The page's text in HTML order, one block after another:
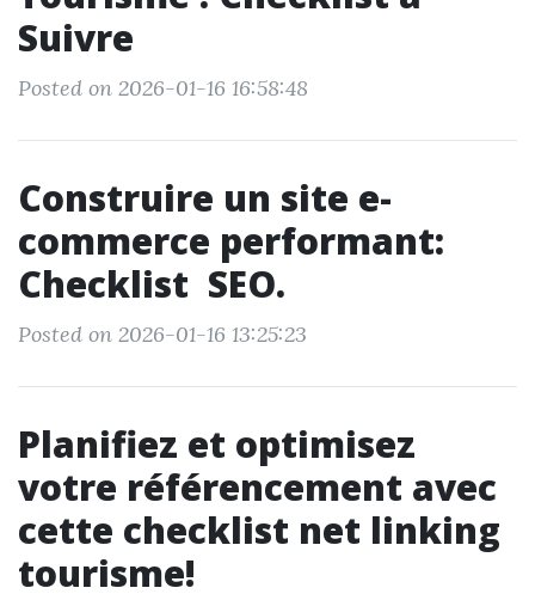
Suivre
Posted on 2026-01-16 16:58:48
Construire un site e-
commerce performant:
Checklist SEO.
Posted on 2026-01-16 13:25:23
Planifiez et optimisez
votre référencement avec
cette checklist net linking
tourisme!